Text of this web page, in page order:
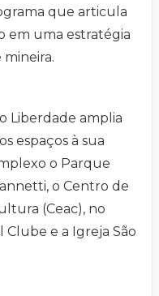
que articula
em uma estratégia
Liberdade amplia
espaços à sua
o Parque
o Centro de
(Ceac), no
Clube e a Igreja São